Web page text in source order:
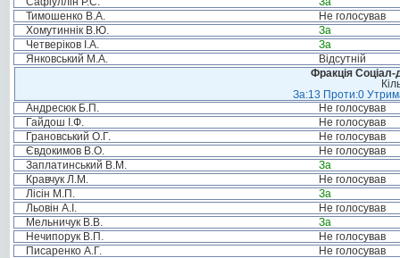
Тимошенко В.А.
Не голосував
Хомутиннік В.Ю.
За
Четверіков І.А.
За
Янковський М.А.
Відсутній
Фракція Соціал-
За:13 Проти:0
Андресюк Б.П.
Не голосував
Гайдош І.Ф.
Не голосував
Грановський О.Г.
Не голосував
Євдокимов В.О.
Не голосував
Заплатинський В.М.
За
Кравчук Л.М.
Не голосував
Лісін М.П.
За
Льовін А.І.
Не голосував
Мельничук В.В.
За
Нечипорук В.П.
Не голосував
Писаренко А.Г.
Не голосував